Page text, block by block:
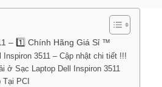
– 1️⃣ Chính Hãng Giá Sỉ ™
Inspiron 3511 – Cập nhật chi tiết !!!
ở Sạc Laptop Dell Inspiron 3511
PCI